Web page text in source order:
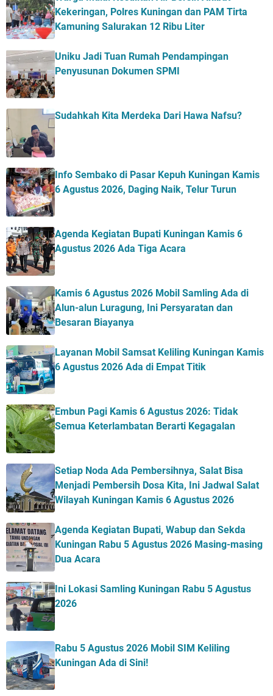
Kekeringan, Polres Kuningan dan PAM Tirta
Kamuning Salurakan 12 Ribu Liter
Uniku Jadi Tuan Rumah Pendampingan
Penyusunan Dokumen SPMI
Sudahkah Kita Merdeka Dari Hawa Nafsu?
Info Sembako di Pasar Kepuh Kuningan Kamis
6 Agustus 2026, Daging Naik, Telur Turun
Agenda Kegiatan Bupati Kuningan Kamis 6
Agustus 2026 Ada Tiga Acara
Kamis 6 Agustus 2026 Mobil Samling Ada di
Alun-alun Luragung, Ini Persyaratan dan
Besaran Biayanya
Layanan Mobil Samsat Keliling Kuningan Kamis
6 Agustus 2026 Ada di Empat Titik
Embun Pagi Kamis 6 Agustus 2026: Tidak
Semua Keterlambatan Berarti Kegagalan
Setiap Noda Ada Pembersihnya, Salat Bisa
Menjadi Pembersih Dosa Kita, Ini Jadwal Salat
Wilayah Kuningan Kamis 6 Agustus 2026
Agenda Kegiatan Bupati, Wabup dan Sekda
Kuningan Rabu 5 Agustus 2026 Masing-masing
Dua Acara
Ini Lokasi Samling Kuningan Rabu 5 Agustus
2026
Rabu 5 Agustus 2026 Mobil SIM Keliling
Kuningan Ada di Sini!